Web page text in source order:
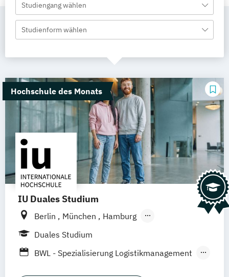
Studiengang wählen
Studienform wählen
Hochschule des Monats
IU Duales Studium
Berlin München
Hamburg
Frankfurt am Main
Mannheim Leipzig Online-Campus
Augsburg Bielefeld Braunschweig
Duales Studium
BWL - Spezialisierung Logistikmanagement